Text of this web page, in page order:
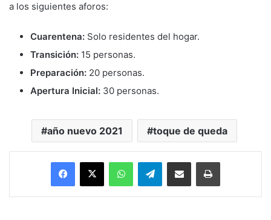
a los siguientes aforos:
Cuarentena: Solo residentes del hogar.
Transición: 15 personas.
Preparación: 20 personas.
Apertura Inicial: 30 personas.
año nuevo 2021 toque de queda
Facebook
X WhatsAppTelegramEnviar vía email Imprimir